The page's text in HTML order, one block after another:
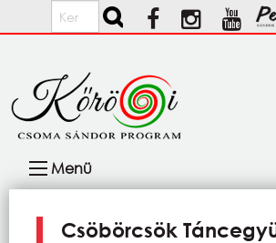
Ugrás a tartalomra
Keresés
navigáció
Menü
Csöbörcsök